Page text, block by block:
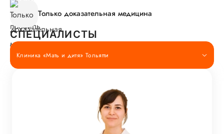
Только доказательная медицина
СПЕЦИАЛИСТЫ
Клиника «Мать и дитя» Тольятти